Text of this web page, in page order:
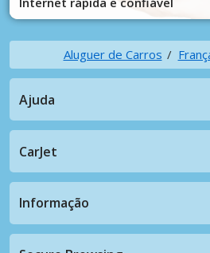
Aluguer de Carros
Ajuda
CarJet
Informação